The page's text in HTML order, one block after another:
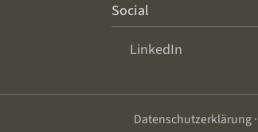
Social
LinkedIn
Datenschutzerklärung·